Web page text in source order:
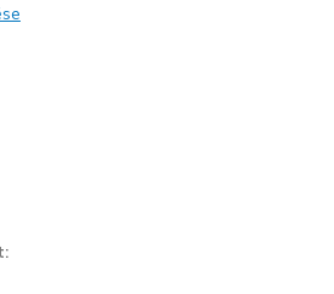
true to size